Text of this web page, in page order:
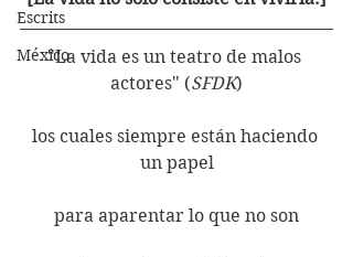
Escrits
México"La vida es un teatro de malos
actores" (SFDK)
los cuales siempre están haciendo
un papel
para aparentar lo que no son